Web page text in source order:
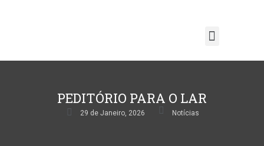
PEDITÓRIO PARA O LAR
29 de Janeiro, 2026 Notícias